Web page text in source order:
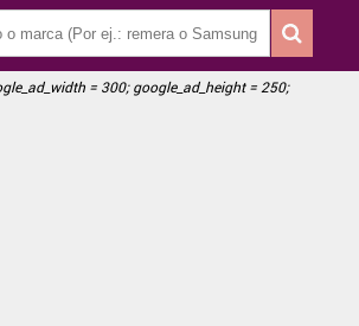
= 300; google_ad_height = 250;